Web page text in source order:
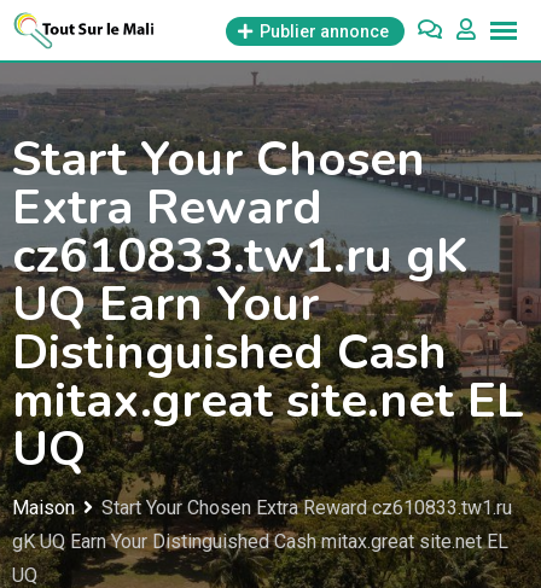
Aller
contenu
Publier annonce
Start Your Chosen
Extra Reward
cz610833.tw1.ru gK
UQ Earn Your
Distinguished Cash
mitax.great site.net EL
UQ
Maison
Start Your Chosen Extra Reward cz610833.tw1.ru
gK UQ Earn Your Distinguished Cash mitax.great site.net EL
UQ